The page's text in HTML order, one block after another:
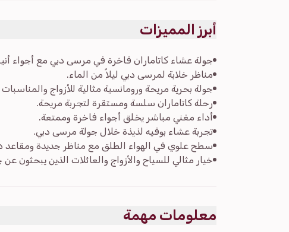
أبرز المميزات
جولة عشاء كاتاماران فاخرة في مرسى دبي مع أجواء
مناظر خلابة لمرسى دبي ليلاً من الماء.
جولة بحرية مريحة ورومانسية مثالية للأزواج
رحلة كاتاماران سلسة ومستقرة لتجربة مريحة.
أداء مغني مباشر يخلق أجواء فاخرة وممتعة.
تجربة عشاء بوفيه لذيذة خلال جولة مرسى دبي.
سطح علوي في الهواء الطلق مع مناظر جديدة ومقاعد
خيار مثالي للسياح والأزواج والعائلات الذين يبحثون
معلومات مهمة